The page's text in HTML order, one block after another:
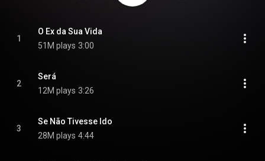
1
O Ex da Sua Vida
51M plays 3:00
2
Será
12M plays 3:26
3
Se Não Tivesse Ido
28M plays 4:44